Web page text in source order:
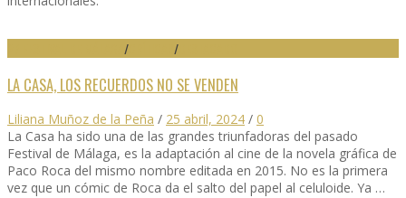
/ /
LA CASA, LOS RECUERDOS NO SE VENDEN
Liliana Muñoz de la Peña / 25 abril, 2024 / 0
La Casa ha sido una de las grandes triunfadoras del pasado
Festival de Málaga, es la adaptación al cine de la novela gráfica de
Paco Roca del mismo nombre editada en 2015. No es la primera
vez que un cómic de Roca da el salto del papel al celuloide. Ya …